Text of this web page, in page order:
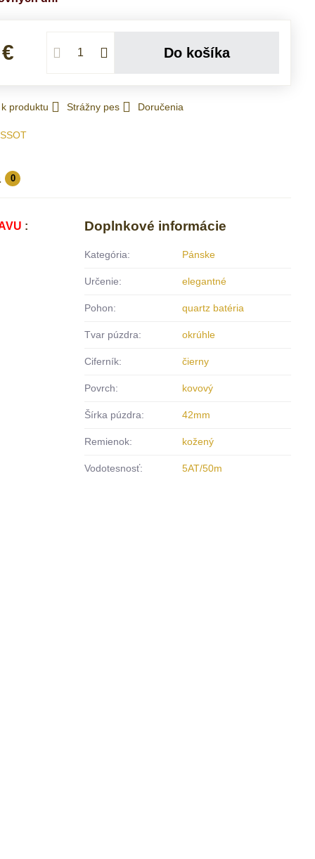
Do košíka
produktu Strážny pes Doručenia
0
: Doplnkové informácie
Kategória: Pánske
Určenie: elegantné
Pohon: quartz batéria
Tvar púzdra: okrúhle
Ciferník: čierny
Povrch: kovový
Šírka púzdra: 42mm
Remienok: kožený
Vodotesnosť: 5AT/50m